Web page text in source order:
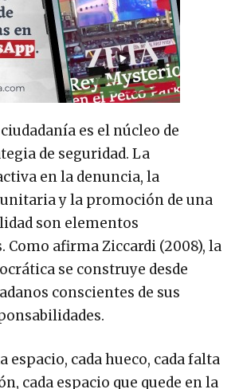
es el núcleo de
de seguridad. La
en la denuncia, la
y la promoción de una
son elementos
Como afirma Ziccardi (2008), la
se construye desde
conscientes de sus
espacio, cada hueco, cada falta
cada espacio que quede en la